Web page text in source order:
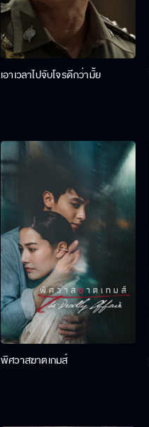
เอาเวลาไปจับโจรดีกว่ามั้ย
พิศวาสฆาตเกมส์